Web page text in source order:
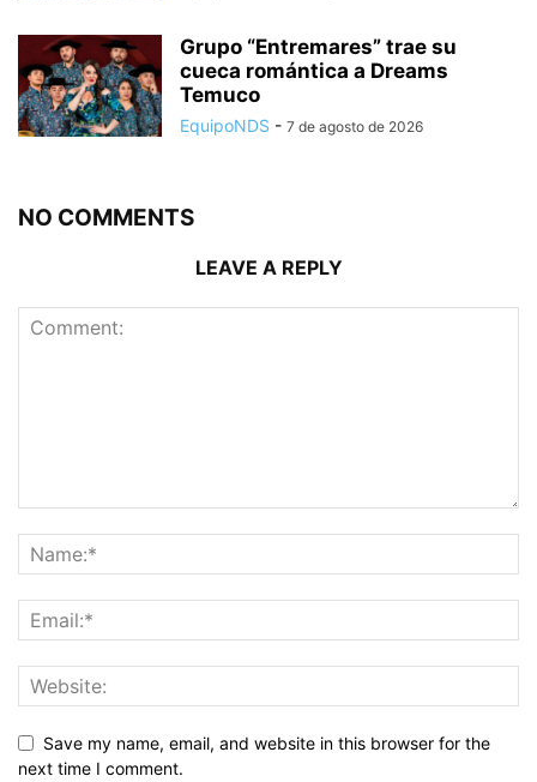
Grupo “Entremares” trae su
cueca romántica a Dreams
Temuco
EquipoNDS - 7 de agosto de 2026
NO COMMENTS
LEAVE A REPLY
Save my name, email, and website in this browser for the
next time I comment.